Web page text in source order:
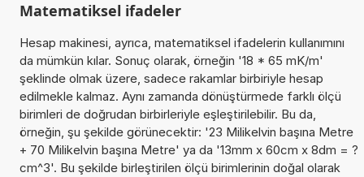
Matematiksel ifadeler
Hesap makinesi, ayrıca, matematiksel ifadelerin kullanımını
da mümkün kılar. Sonuç olarak, örneğin '18 * 65 mK/m'
şeklinde olmak üzere, sadece rakamlar birbiriyle hesap
edilmekle kalmaz. Aynı zamanda dönüştürmede farklı ölçü
birimleri de doğrudan birbirleriyle eşleştirilebilir. Bu da,
örneğin, şu şekilde görünecektir: '23 Milikelvin başına Metre
+ 70 Milikelvin başına Metre' ya da '13mm x 60cm x 8dm = ?
cm^3'. Bu şekilde birleştirilen ölçü birimlerinin doğal olarak